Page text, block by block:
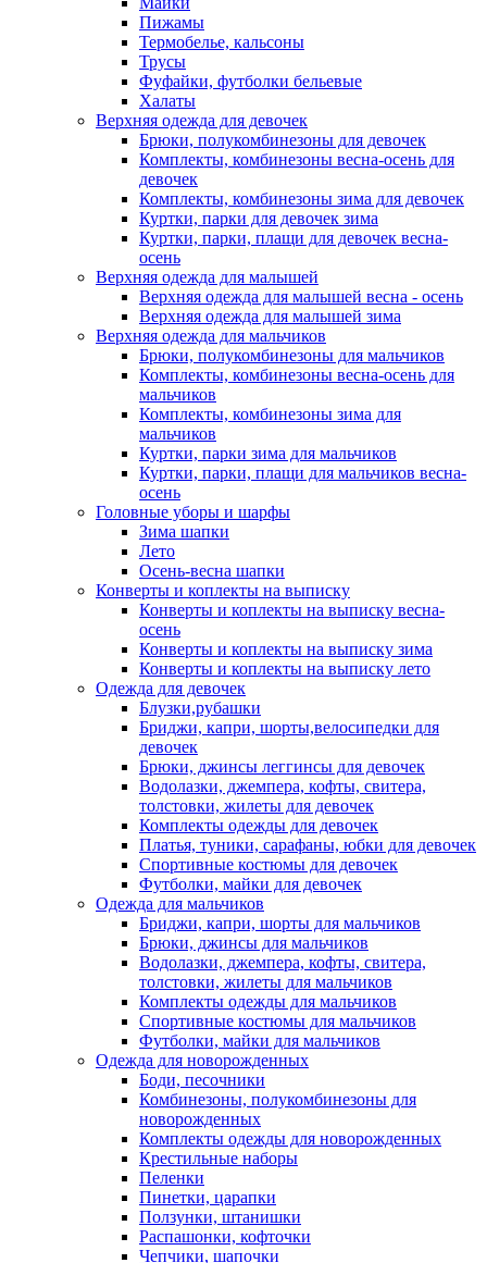
Пижамы
Термобелье, кальсоны
Трусы
Фуфайки, футболки бельевые
Халаты
Верхняя одежда для девочек
Брюки, полукомбинезоны для девочек
Комплекты, комбинезоны весна-осень для
девочек
Комплекты, комбинезоны зима для девочек
Куртки, парки для девочек зима
Куртки, парки, плащи для девочек весна-
осень
Верхняя одежда для малышей
Верхняя одежда для малышей весна - осень
Верхняя одежда для малышей зима
Верхняя одежда для мальчиков
Брюки, полукомбинезоны для мальчиков
Комплекты, комбинезоны весна-осень для
мальчиков
Комплекты, комбинезоны зима для
мальчиков
Куртки, парки зима для мальчиков
Куртки, парки, плащи для мальчиков весна-
осень
Головные уборы и шарфы
Зима шапки
Лето
Осень-весна шапки
Конверты и коплекты на выписку
Конверты и коплекты на выписку весна-
осень
Конверты и коплекты на выписку зима
Конверты и коплекты на выписку лето
Одежда для девочек
Блузки,рубашки
Бриджи, капри, шорты,велосипедки для
девочек
Брюки, джинсы леггинсы для девочек
Водолазки, джемпера, кофты, свитера,
толстовки, жилеты для девочек
Комплекты одежды для девочек
Платья, туники, сарафаны, юбки для девочек
Спортивные костюмы для девочек
Футболки, майки для девочек
Одежда для мальчиков
Бриджи, капри, шорты для мальчиков
Брюки, джинсы для мальчиков
Водолазки, джемпера, кофты, свитера,
толстовки, жилеты для мальчиков
Комплекты одежды для мальчиков
Спортивные костюмы для мальчиков
Футболки, майки для мальчиков
Одежда для новорожденных
Боди, песочники
Комбинезоны, полукомбинезоны для
новорожденных
Комплекты одежды для новорожденных
Крестильные наборы
Пеленки
Пинетки, царапки
Ползунки, штанишки
Распашонки, кофточки
Чепчики, шапочки